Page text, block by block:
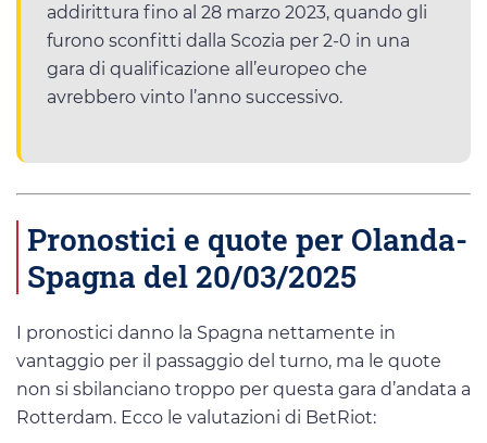
addirittura fino al 28 marzo 2023, quando gli
furono sconfitti dalla Scozia per 2-0 in una
gara di qualificazione all’europeo che
avrebbero vinto l’anno successivo.
Pronostici e quote per Olanda-
Spagna del 20/03/2025
I pronostici danno la Spagna nettamente in
vantaggio per il passaggio del turno, ma le quote
non si sbilanciano troppo per questa gara d’andata a
Rotterdam. Ecco le valutazioni di BetRiot: